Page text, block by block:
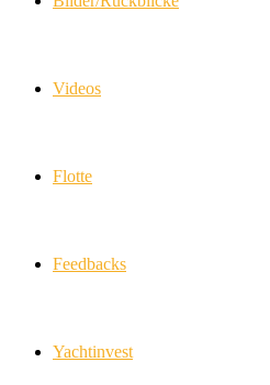
Videos
Flotte
Feedbacks
Yachtinvest